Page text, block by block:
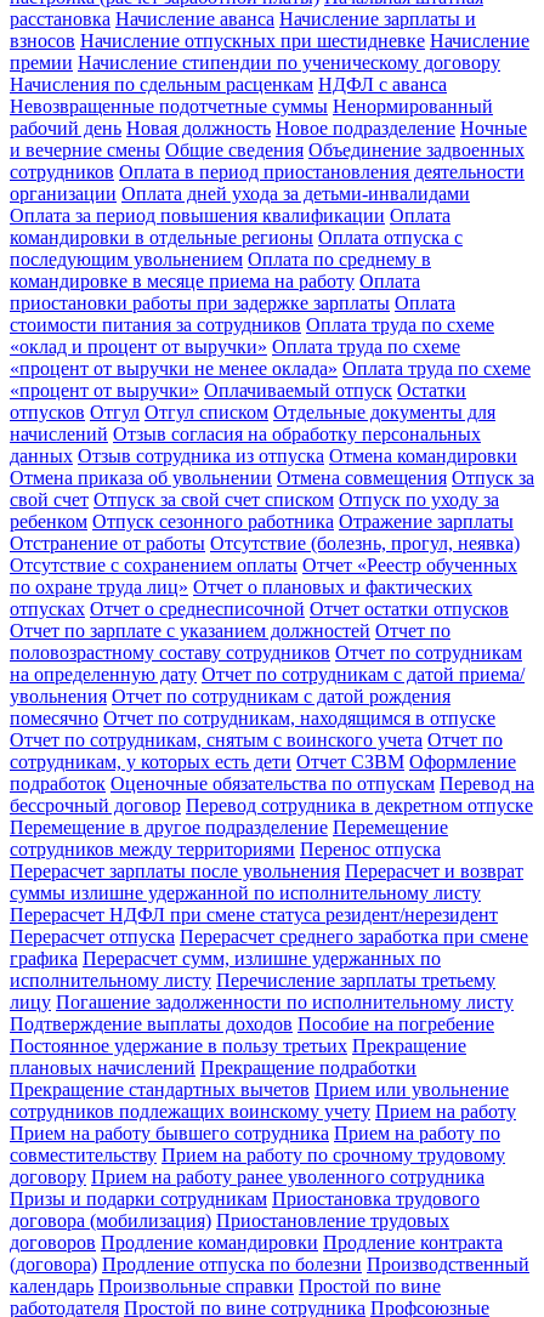
расстановка Начисление аванса Начисление зарплаты и
взносов Начисление отпускных при шестидневке Начисление
премии Начисление стипендии по ученическому договору
Начисления по сдельным расценкам НДФЛ с аванса
Невозвращенные подотчетные суммы Ненормированный
рабочий день Новая должность Новое подразделение Ночные
и вечерние смены Общие сведения Объединение задвоенных
сотрудников Оплата в период приостановления деятельности
организации Оплата дней ухода за детьми-инвалидами
Оплата за период повышения квалификации Оплата
командировки в отдельные регионы Оплата отпуска с
последующим увольнением Оплата по среднему в
командировке в месяце приема на работу Оплата
приостановки работы при задержке зарплаты Оплата
стоимости питания за сотрудников Оплата труда по схеме
«оклад и процент от выручки» Оплата труда по схеме
«процент от выручки не менее оклада» Оплата труда по схеме
«процент от выручки» Оплачиваемый отпуск Остатки
отпусков Отгул Отгул списком Отдельные документы для
начислений Отзыв согласия на обработку персональных
данных Отзыв сотрудника из отпуска Отмена командировки
Отмена приказа об увольнении Отмена совмещения Отпуск за
свой счет Отпуск за свой счет списком Отпуск по уходу за
ребенком Отпуск сезонного работника Отражение зарплаты
Отстранение от работы Отсутствие (болезнь, прогул, неявка)
Отсутствие с сохранением оплаты Отчет «Реестр обученных
по охране труда лиц» Отчет о плановых и фактических
отпусках Отчет о среднесписочной Отчет остатки отпусков
Отчет по зарплате с указанием должностей Отчет по
половозрастному составу сотрудников Отчет по сотрудникам
на определенную дату Отчет по сотрудникам с датой приема/
увольнения Отчет по сотрудникам с датой рождения
помесячно Отчет по сотрудникам, находящимся в отпуске
Отчет по сотрудникам, снятым с воинского учета Отчет по
сотрудникам, у которых есть дети Отчет СЗВМ Оформление
подработок Оценочные обязательства по отпускам Перевод на
бессрочный договор Перевод сотрудника в декретном отпуске
Перемещение в другое подразделение Перемещение
сотрудников между территориями Перенос отпуска
Перерасчет зарплаты после увольнения Перерасчет и возврат
суммы излишне удержанной по исполнительному листу
Перерасчет НДФЛ при смене статуса резидент/нерезидент
Перерасчет отпуска Перерасчет среднего заработка при смене
графика Перерасчет сумм, излишне удержанных по
исполнительному листу Перечисление зарплаты третьему
лицу Погашение задолженности по исполнительному листу
Подтверждение выплаты доходов Пособие на погребение
Постоянное удержание в пользу третьих Прекращение
плановых начислений Прекращение подработки
Прекращение стандартных вычетов Прием или увольнение
сотрудников подлежащих воинскому учету Прием на работу
Прием на работу бывшего сотрудника Прием на работу по
совместительству Прием на работу по срочному трудовому
договору Прием на работу ранее уволенного сотрудника
Призы и подарки сотрудникам Приостановка трудового
договора (мобилизация) Приостановление трудовых
договоров Продление командировки Продление контракта
(договора) Продление отпуска по болезни Производственный
календарь Произвольные справки Простой по вине
работодателя Простой по вине сотрудника Профсоюзные